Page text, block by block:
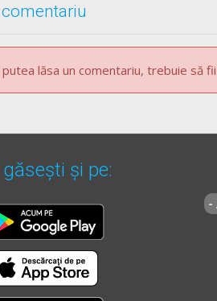
comentariu
lăsa un comentariu, trebuie să
găsești și pe:
-